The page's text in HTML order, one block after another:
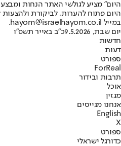
היום" מציע לגולשי האתר הנחות
היום פתוח להערות, לביקורת ולהצעות
במייל hayom@israelhayom.co.il.
יום שבת, 9.5.2026
כ"ב באייר תשפ"ו
חדשות
דעות
ספורט
ForReal
תרבות ובידור
אוכל
מגזין
אנחנו מגייסים
English
X
ספורט
כדורגל ישראלי